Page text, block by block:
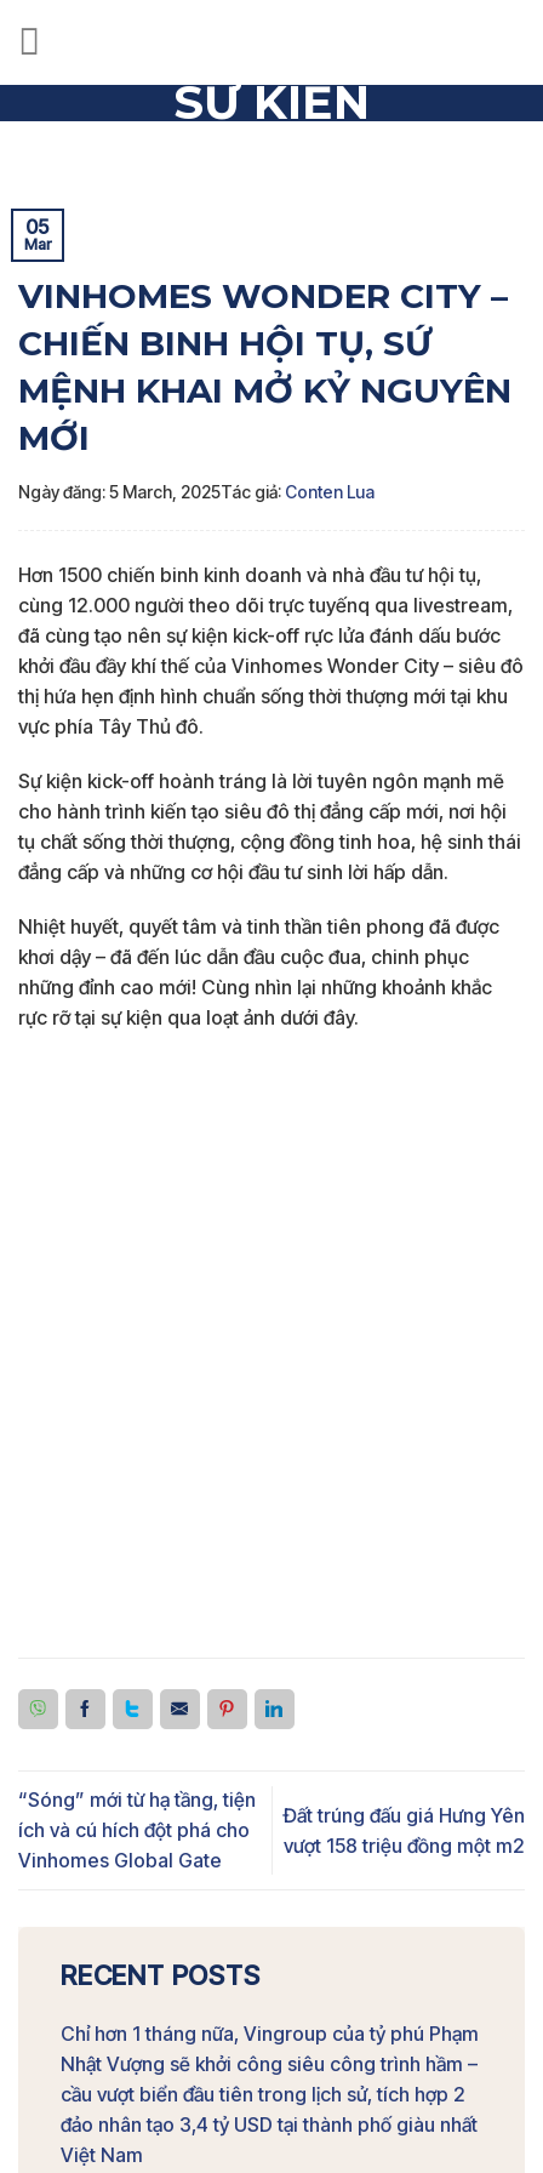
SỰ KIỆN
05
Mar
VINHOMES WONDER CITY –
CHIẾN BINH HỘI TỤ, SỨ
MỆNH KHAI MỞ KỶ NGUYÊN
MỚI
Ngày đăng: 5 March, 2025Tác giả: Conten Lua
Hơn 1500 chiến binh kinh doanh và nhà đầu tư hội tụ,
cùng 12.000 người theo dõi trực tuyếnq qua livestream,
đã cùng tạo nên sự kiện kick-off rực lửa đánh dấu bước
khởi đầu đầy khí thế của Vinhomes Wonder City – siêu đô
thị hứa hẹn định hình chuẩn sống thời thượng mới tại khu
vực phía Tây Thủ đô.
Sự kiện kick-off hoành tráng là lời tuyên ngôn mạnh mẽ
cho hành trình kiến tạo siêu đô thị đẳng cấp mới, nơi hội
tụ chất sống thời thượng, cộng đồng tinh hoa, hệ sinh thái
đẳng cấp và những cơ hội đầu tư sinh lời hấp dẫn.
Nhiệt huyết, quyết tâm và tinh thần tiên phong đã được
khơi dậy – đã đến lúc dẫn đầu cuộc đua, chinh phục
những đỉnh cao mới! Cùng nhìn lại những khoảnh khắc
rực rỡ tại sự kiện qua loạt ảnh dưới đây.
“Sóng” mới từ hạ tầng, tiện
ích và cú hích đột phá cho
Vinhomes Global Gate
Đất trúng đấu giá Hưng Yên
vượt 158 triệu đồng một m2
RECENT POSTS
Chỉ hơn 1 tháng nữa, Vingroup của tỷ phú Phạm
Nhật Vượng sẽ khởi công siêu công trình hầm –
cầu vượt biển đầu tiên trong lịch sử, tích hợp 2
đảo nhân tạo 3,4 tỷ USD tại thành phố giàu nhất
Việt Nam